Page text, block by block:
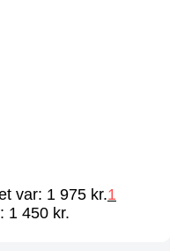
var: 1 975 kr.1
1 450 kr.